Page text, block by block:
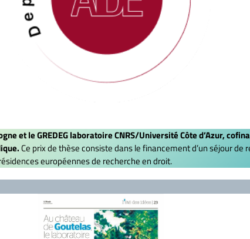
et le GREDEG laboratoire CNRS/Université Côte d’Azur,
Ce prix de thèse consiste dans le financement d’un séjour de
européennes de recherche en droit.